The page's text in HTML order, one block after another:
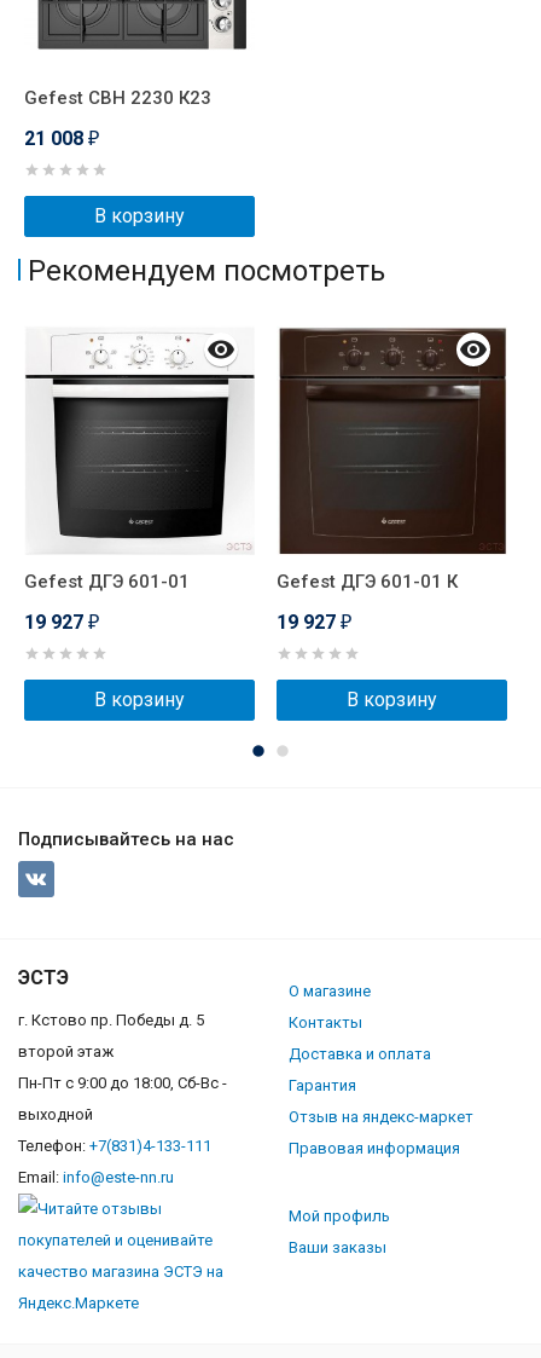
Gefest СВН 2230 К23
21 008 ₽
В корзину
Рекомендуем посмотреть
Gefest ДГЭ 601-01
19 927 ₽
В корзину
Gefest ДГЭ 601-01 К
19 927 ₽
В корзину
Подписывайтесь на нас
ЭСТЭ
г. Кстово пр. Победы д. 5
второй этаж
Пн-Пт с 9:00 до 18:00, Сб-Вс -
выходной
Телефон: +7(831)4-133-111
Email: info@este-nn.ru
О магазине
Контакты
Доставка и оплата
Гарантия
Отзыв на яндекс-маркет
Правовая информация
Мой профиль
Ваши заказы